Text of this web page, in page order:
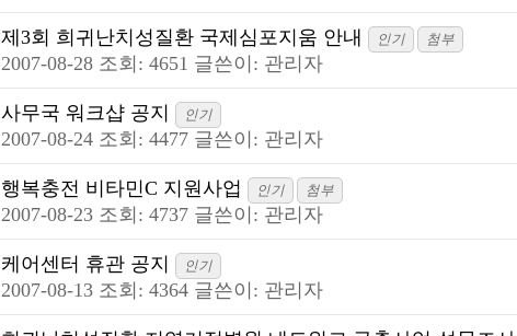
제3회 희귀난치성질환 국제심포지움 안내 인기 첨부
2007-08-28 조회: 4651 글쓴이: 관리자
사무국 워크샵 공지 인기
2007-08-24 조회: 4477 글쓴이: 관리자
행복충전 비타민C 지원사업 인기 첨부
2007-08-23 조회: 4737 글쓴이: 관리자
케어센터 휴관 공지 인기
2007-08-13 조회: 4364 글쓴이: 관리자